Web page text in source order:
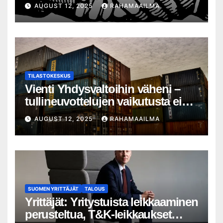
prosentin kasvu yrityskauppojen
määrässä
AUGUST 12, 2025 RAHAMAAILMA
TILASTOKESKUS
Vienti Yhdysvaltoihin väheni –
tullineuvottelujen vaikutusta ei
silti näy
AUGUST 12, 2025 RAHAMAAILMA
SUOMEN YRITTÄJÄT TALOUS
Yrittäjät: Yritystuista leikkaaminen
perusteltua, T&K-leikkaukset